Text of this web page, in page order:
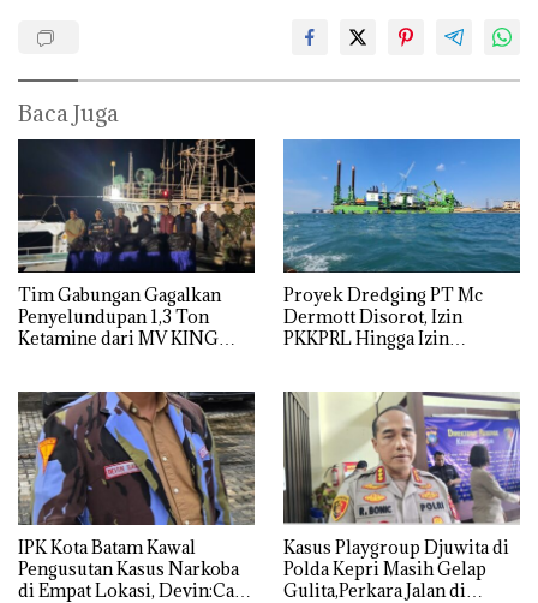
Baca Juga
Tim Gabungan Gagalkan
Penyelundupan 1,3 Ton
Ketamine dari MV KING
Proyek Dredging PT Mc
Dermott Disorot, Izin
PKKPRL Hingga Izin
IPK Kota Batam Kawal
Pengusutan Kasus Narkoba
di Empat Lokasi, Devin:Cari
Kasus Playgroup Djuwita di
Polda Kepri Masih Gelap
Gulita,Perkara Jalan di